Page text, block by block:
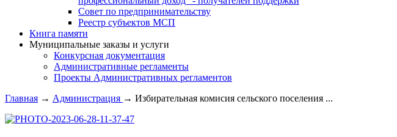
Совет по предпринимательству
Реестр субъектов МСП
Книга памяти
Муниципальные заказы и услуги
Конкурсная документация
Административные регламенты
Проекты Административных регламентов
Главная → Администрация → Избирательная комисия сельского поселения ...